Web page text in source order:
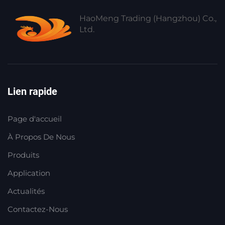
HaoMeng Trading (Hangzhou) Co.,
Ltd.
Lien rapide
Page d'accueil
À Propos De Nous
Produits
Application
Actualités
Contactez-Nous